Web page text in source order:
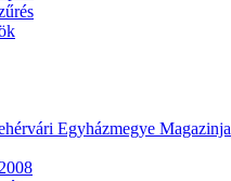
Egyházmegye Magazinja